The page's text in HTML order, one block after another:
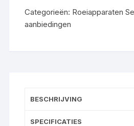
Categorieën: Roeiapparaten
aanbiedingen
BESCHRIJVING
SPECIFICATIES